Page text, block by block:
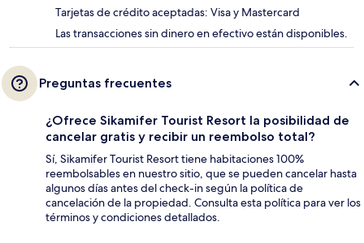
Tarjetas de crédito aceptadas: Visa y Mastercard
Las transacciones sin dinero en efectivo están disponibles.
Preguntas frecuentes
¿Ofrece Sikamifer Tourist Resort la posibilidad de
cancelar gratis y recibir un reembolso total?
Sí, Sikamifer Tourist Resort tiene habitaciones 100%
reembolsables en nuestro sitio, que se pueden cancelar hasta
algunos días antes del check-in según la política de
cancelación de la propiedad. Consulta esta política para ver los
términos y condiciones detallados.